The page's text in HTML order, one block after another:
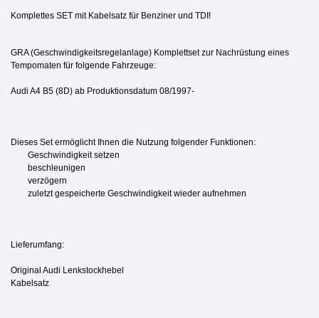
Komplettes SET mit Kabelsatz für Benziner und TDI!
GRA (Geschwindigkeitsregelanlage) Komplettset zur Nachrüstung eines
Tempomaten für folgende Fahrzeuge:
Audi A4 B5 (8D) ab Produktionsdatum 08/1997-
Dieses Set ermöglicht Ihnen die Nutzung folgender Funktionen:
Geschwindigkeit setzen
beschleunigen
verzögern
zuletzt gespeicherte Geschwindigkeit wieder aufnehmen
Lieferumfang:
Original Audi Lenkstockhebel
Kabelsatz